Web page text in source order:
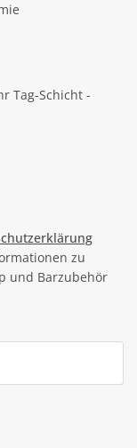
Tag-Schicht -
zu
und Barzubehör